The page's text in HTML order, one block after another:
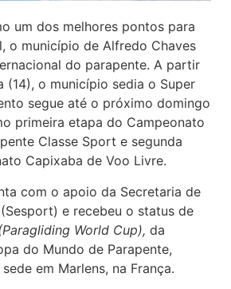
um dos melhores pontos para
o município de Alfredo Chaves
do parapente. A partir
(14), o município sedia o Super
segue até o próximo domingo
primeira etapa do Campeonato
Classe Sport e segunda
Capixaba de Voo Livre.
com o apoio da Secretaria de
e recebeu o status de
World Cup), da
do Mundo de Parapente,
em Marlens, na França.